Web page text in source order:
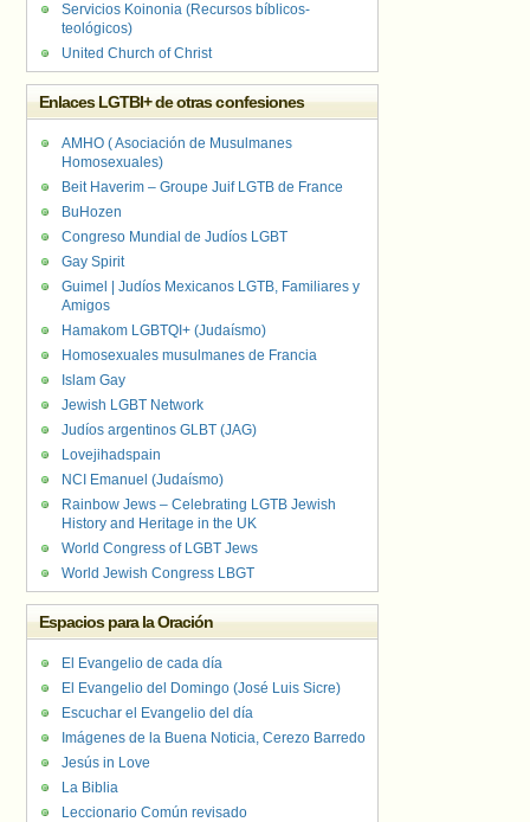
Servicios Koinonia (Recursos bíblicos-
teológicos)
United Church of Christ
Enlaces LGTBI+ de otras confesiones
AMHO ( Asociación de Musulmanes
Homosexuales)
Beit Haverim – Groupe Juif LGTB de France
BuHozen
Congreso Mundial de Judíos LGBT
Gay Spirit
Guimel | Judíos Mexicanos LGTB, Familiares y
Amigos
Hamakom LGBTQI+ (Judaísmo)
Homosexuales musulmanes de Francia
Islam Gay
Jewish LGBT Network
Judíos argentinos GLBT (JAG)
Lovejihadspain
NCI Emanuel (Judaísmo)
Rainbow Jews – Celebrating LGTB Jewish
History and Heritage in the UK
World Congress of LGBT Jews
World Jewish Congress LBGT
Espacios para la Oración
El Evangelio de cada día
El Evangelio del Domingo (José Luis Sicre)
Escuchar el Evangelio del día
Imágenes de la Buena Noticia, Cerezo Barredo
Jesús in Love
La Biblia
Leccionario Común revisado